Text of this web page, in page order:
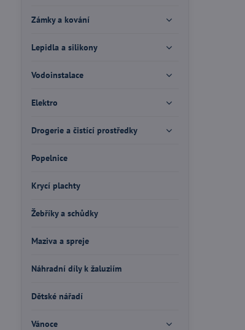
Zámky a kování
Lepidla a silikony
Vodoinstalace
Elektro
Drogerie a čistící prostředky
Popelnice
Krycí plachty
Žebříky a schůdky
Maziva a spreje
Náhradní díly k žaluziím
Dětské nářadí
Vánoce